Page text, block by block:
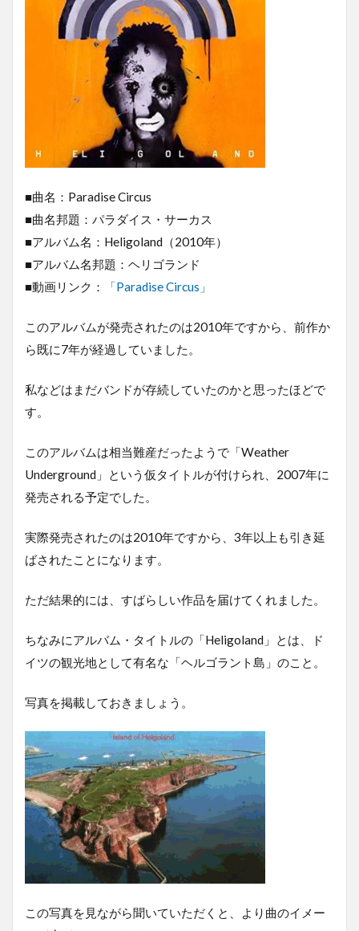
■曲名：Paradise Circus
■曲名邦題：パラダイス・サーカス
■アルバム名：Heligoland（2010年）
■アルバム名邦題：ヘリゴランド
■動画リンク：
「Paradise Circus」
このアルバムが発売されたのは2010年ですから、前作か
ら既に7年が経過していました。
私などはまだバンドが存続していたのかと思ったほどで
す。
このアルバムは相当難産だったようで「Weather
Underground」という仮タイトルが付けられ、2007年に
発売される予定でした。
実際発売されたのは2010年ですから、3年以上も引き延
ばされたことになります。
ただ結果的には、すばらしい作品を届けてくれました。
ちなみにアルバム・タイトルの「Heligoland」とは、ド
イツの観光地として有名な「ヘルゴラント島」のこと。
写真を掲載しておきましょう。
この写真を見ながら聞いていただくと、より曲のイメー